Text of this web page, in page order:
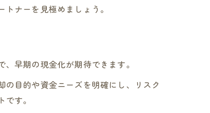
ナーを見極めましょう。
早期の現金化が期待できます。
目的や資金ニーズを明確にし、リスク
す。